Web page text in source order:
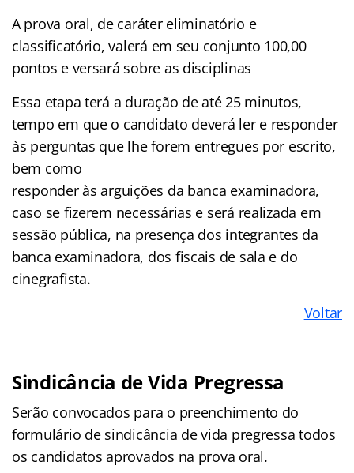
A prova oral, de caráter eliminatório e
classificatório, valerá em seu conjunto 100,00
pontos e versará sobre as disciplinas
Essa etapa terá a duração de até 25 minutos,
tempo em que o candidato deverá ler e responder
às perguntas que lhe forem entregues por escrito,
bem como
responder às arguições da banca examinadora,
caso se fizerem necessárias e será realizada em
sessão pública, na presença dos integrantes da
banca examinadora, dos fiscais de sala e do
cinegrafista.
Voltar
Sindicância de Vida Pregressa
Serão convocados para o preenchimento do
formulário de sindicância de vida pregressa todos
os candidatos aprovados na prova oral.